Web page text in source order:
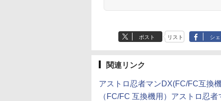
ポスト リスト シ
関連リンク
アストロ忍者マンDX(FC/FC互換
（FC/FC 互換機用）アストロ忍